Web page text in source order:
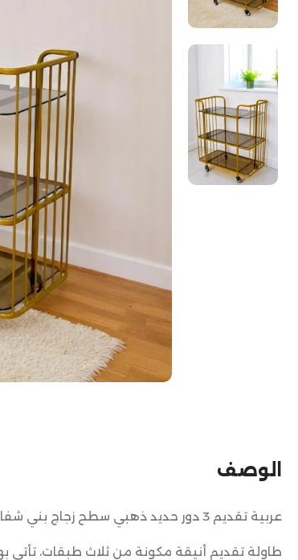
الوصف
عربية تقديم 3 دور حديد ذهبي سطح زجاج بني شفاف :
طاولة تقديم أنيقة مكونة من ثلاث طبقات،